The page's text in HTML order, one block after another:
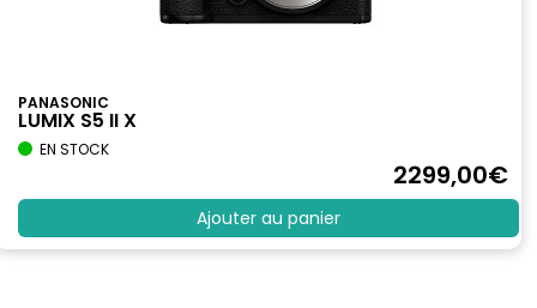
PANASONIC
LUMIX S5 II X
EN STOCK
2299,00€
Ajouter au panier